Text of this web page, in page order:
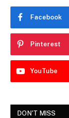
Facebook
Pinterest
YouTube
DON'T MISS